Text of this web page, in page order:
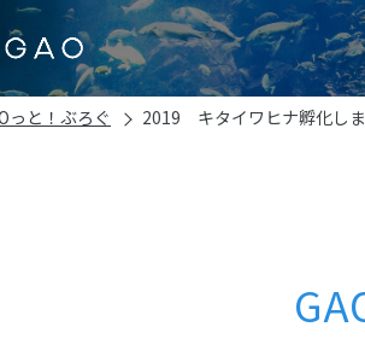
っと！ぶろぐ 2019 キタイワヒナ孵化しま